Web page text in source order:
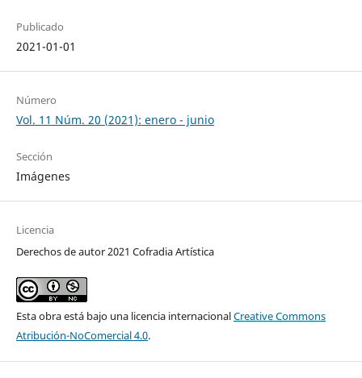
Publicado
2021-01-01
Número
Vol. 11 Núm. 20 (2021): enero - junio
Sección
Imágenes
Licencia
Derechos de autor 2021 Cofradia Artística
Esta obra está bajo una licencia internacionalCreative Commons
Atribución-NoComercial 4.0.